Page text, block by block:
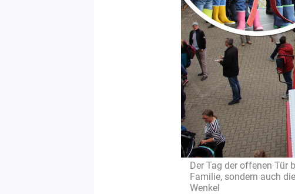
Der Tag der offenen Tür
Familie, sondern auch
Wenkel